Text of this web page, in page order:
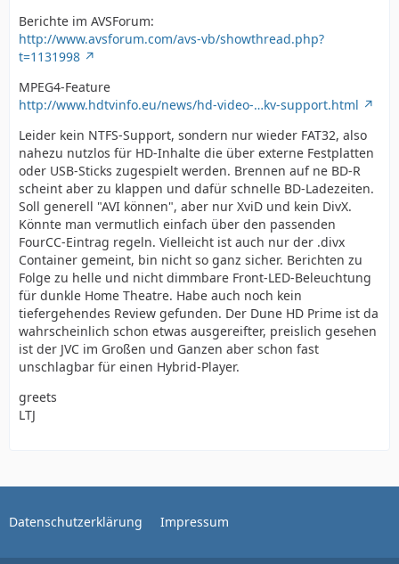
Berichte im AVSForum:
http://www.avsforum.com/avs-vb/showthread.php?
t=1131998
MPEG4-Feature
http://www.hdtvinfo.eu/news/hd-video-…kv-support.html
Leider kein NTFS-Support, sondern nur wieder FAT32, also
nahezu nutzlos für HD-Inhalte die über externe Festplatten
oder USB-Sticks zugespielt werden. Brennen auf ne BD-R
scheint aber zu klappen und dafür schnelle BD-Ladezeiten.
Soll generell "AVI können", aber nur XviD und kein DivX.
Könnte man vermutlich einfach über den passenden
FourCC-Eintrag regeln. Vielleicht ist auch nur der .divx
Container gemeint, bin nicht so ganz sicher. Berichten zu
Folge zu helle und nicht dimmbare Front-LED-Beleuchtung
für dunkle Home Theatre. Habe auch noch kein
tiefergehendes Review gefunden. Der Dune HD Prime ist da
wahrscheinlich schon etwas ausgereifter, preislich gesehen
ist der JVC im Großen und Ganzen aber schon fast
unschlagbar für einen Hybrid-Player.
greets
LTJ
Datenschutzerklärung Impressum